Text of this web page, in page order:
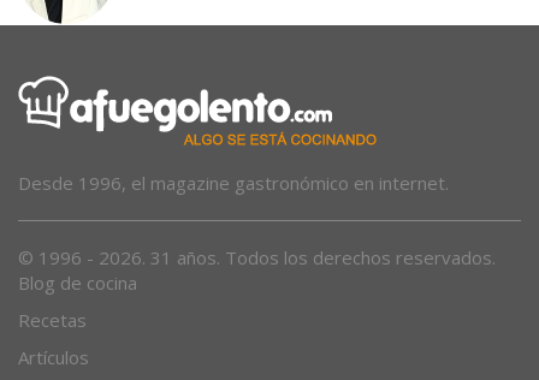
Desde 1996, el magazine gastronómico en internet.
© 1996 - 2026. 31 años. Todos los derechos reservados.
Blog de cocina
Recetas
Artículos